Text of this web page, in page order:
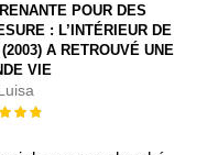
POUR DES
: L’INTÉRIEUR DE
A RETROUVÉ UNE
VIE
: